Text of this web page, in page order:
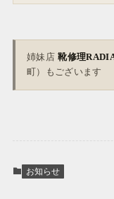
姉妹店靴修理
町）もございます
お知らせ